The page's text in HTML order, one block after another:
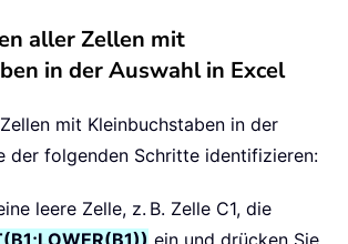
aller Zellen mit
in der Auswahl in Excel
mit Kleinbuchstaben in der
der folgenden Schritte identifizieren:
leere Zelle, z. B. Zelle C1, die
ein und drücken Sie